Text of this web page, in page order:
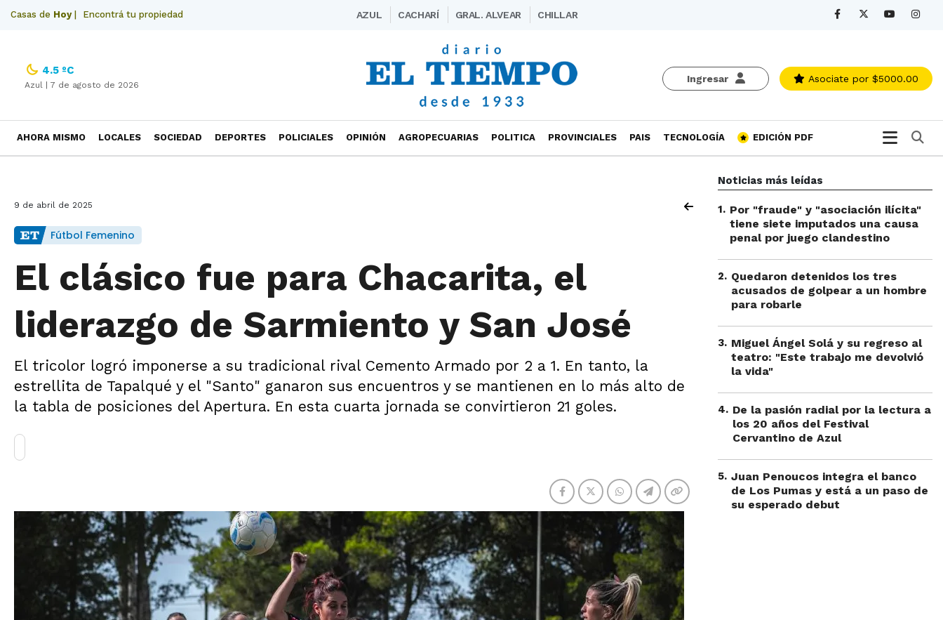
Casas de Hoy| Encontrá tu propiedad AZUL CACHARÍ GRAL. ALVEAR CHILLAR
Ingresar Asociate por $5000.00
4.5 ºC
Azul | 7 de agosto de 2026
AHORA MISMO LOCALES SOCIEDAD DEPORTES POLICIALES OPINIÓN AGROPECUARIAS POLITICA PROVINCIALES PAIS TECNOLOGÍA EDICIÓN PDF
9 de abril de 2025
Fútbol Femenino
El clásico fue para Chacarita, el
liderazgo de Sarmiento y San José
El tricolor logró imponerse a su tradicional rival Cemento Armado por 2 a 1. En tanto, la
estrellita de Tapalqué y el "Santo" ganaron sus encuentros y se mantienen en lo más alto de
la tabla de posiciones del Apertura. En esta cuarta jornada se convirtieron 21 goles.
Noticias más leídas
1. Por "fraude" y "asociación ilícita"
tiene siete imputados una causa
penal por juego clandestino
2. Quedaron detenidos los tres
acusados de golpear a un hombre
para robarle
3. Miguel Ángel Solá y su regreso al
teatro: "Este trabajo me devolvió
la vida"
4. De la pasión radial por la lectura a
los 20 años del Festival
Cervantino de Azul
5. Juan Penoucos integra el banco
de Los Pumas y está a un paso de
su esperado debut